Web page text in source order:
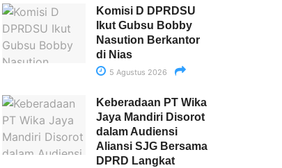
Komisi D DPRDSU
Ikut Gubsu Bobby
Nasution Berkantor
di Nias
5 Agustus 2026
Keberadaan PT Wika
Jaya Mandiri Disorot
dalam Audiensi
Aliansi SJG Bersama
DPRD Langkat